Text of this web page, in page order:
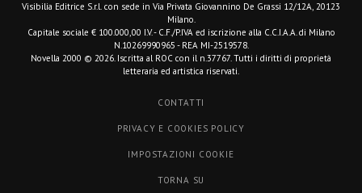
Visibilia Editrice S.r.l. con sede in Via Privata Giovannino De Grassi 12/12A, 20123
Milano.
Capitale sociale € 100.000,00 I.V. - C.F./P.IVA ed iscrizione alla C.C.I.A.A. di Milano
N.10269990965 - REA MI-2519578.
Novella 2000 © 2026. Iscritta al ROC con il n.37767. Tutti i diritti di proprietà
letteraria ed artistica riservati.
CONTATTI
PRIVACY E COOKIES POLICY
IMPOSTAZIONI COOKIE
TORNA SU